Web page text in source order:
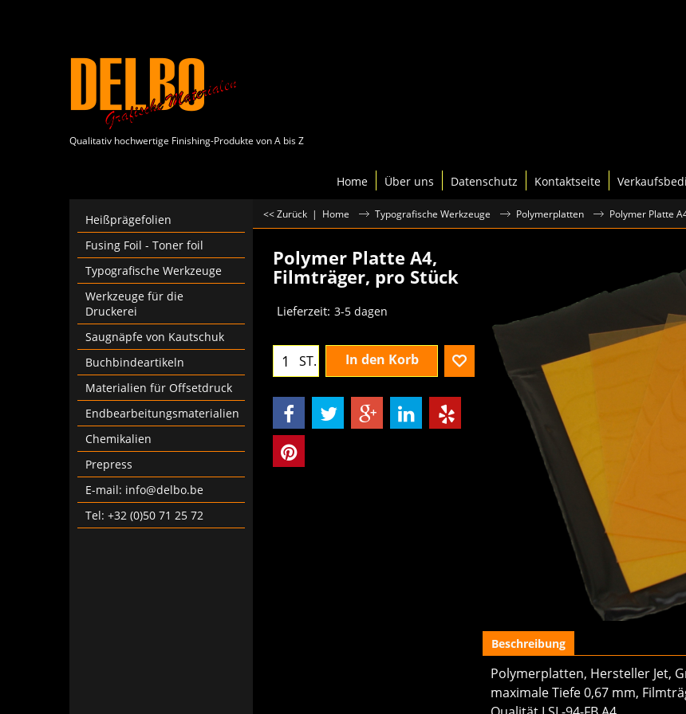
Qualitativ hochwertige Finishing-Produkte von A bis Z
Home Über uns Datenschutz Kontaktseite
Heißprägefolien
Fusing Foil - Toner foil
Typografische Werkzeuge
Werkzeuge für die
Druckerei
Saugnäpfe von Kautschuk
Buchbindeartikeln
Materialien für Offsetdruck
Endbearbeitungsmaterialien
Chemikalien
Prepress
E-mail: info@delbo.be
Tel: +32 (0)50 71 25 72
<< Zurück | Home Typografische Werkzeuge Polymerplatten Polymer Platte
Polymer Platte A4,
Filmträger, pro Stück
€13.15 excl.BTW
In den Korb
Beschreibung
Polymerplatten, Hersteller Jet,
maximale Tiefe 0,67 mm,